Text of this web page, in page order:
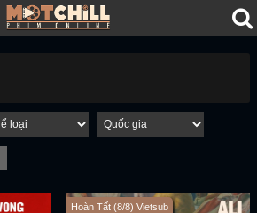
Hoàn Tất (8/8) Vietsub